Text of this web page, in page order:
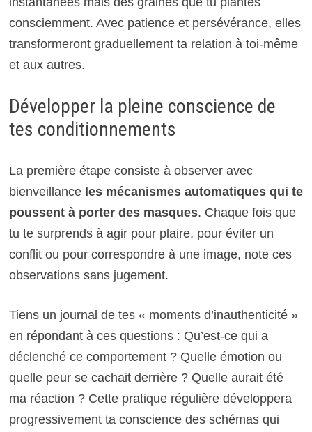
consciemment. Avec patience et persévérance, elles
transformeront graduellement ta relation à toi-même
et aux autres.
Développer la pleine conscience de
tes conditionnements
La première étape consiste à observer avec
bienveillance les mécanismes automatiques qui te
poussent à porter des masques. Chaque fois que
tu te surprends à agir pour plaire, pour éviter un
conflit ou pour correspondre à une image, note ces
observations sans jugement.
Tiens un journal de tes « moments d’inauthenticité »
en répondant à ces questions : Qu’est-ce qui a
déclenché ce comportement ? Quelle émotion ou
quelle peur se cachait derrière ? Quelle aurait été
ma réaction ? Cette pratique régulière développera
progressivement ta conscience des schémas qui